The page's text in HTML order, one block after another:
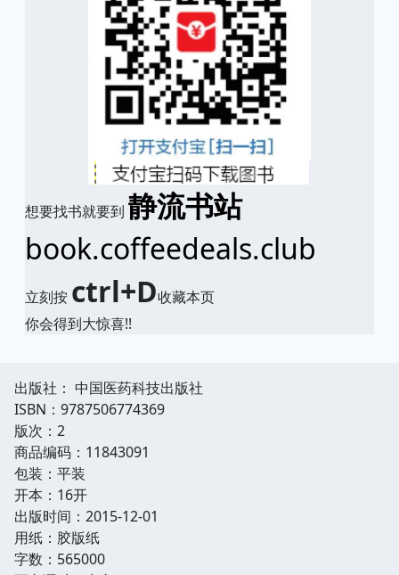
想要找书就要到 静流书站
book.coffeedeals.club
立刻按 ctrl+D收藏本页
你会得到大惊喜!!
出版社： 中国医药科技出版社
ISBN：9787506774369
版次：2
商品编码：11843091
包装：平装
开本：16开
出版时间：2015-12-01
用纸：胶版纸
字数：565000